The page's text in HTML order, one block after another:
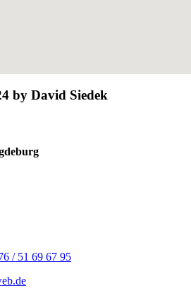
by David Siedek
/ 51 69 67 95